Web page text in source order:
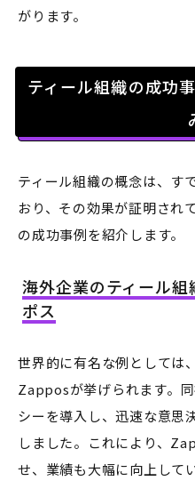
がります。
ティール組織の成功
ティール組織の概念は、す
おり、その効果が証明され
の成功事例を紹介します。
海外企業のティール
ポス
世界的に有名な例としては
Zapposが挙げられます。
シーを導入し、迅速な意思
しました。これにより、
せ、業績も大幅に向上して